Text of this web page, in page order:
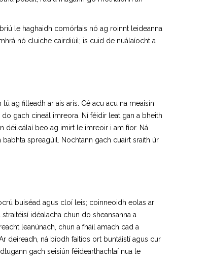
le haghaidh comórtais nó ag roinnt leideanna
nó cluiche cairdiúil; is cuid de nuálaíocht a
ag filleadh ar ais arís. Cé acu acu na meaisín
gach cineál imreora. Ní féidir leat gan a bheith
déileálaí beo ag imirt le imreoir i am fíor. Ná
spreagúil. Nochtann gach cuairt sraith úr
buiséad agus cloí leis; coinneoidh eolas ar
idéalacha chun do sheansanna a
leanúnach, chun a fháil amach cad a
deireadh, ná bíodh faitíos ort buntáistí agus cur
gach seisiún féidearthachtaí nua le